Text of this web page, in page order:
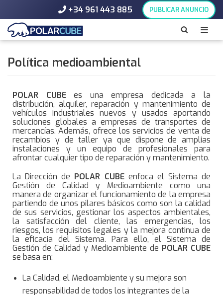
al
contenido
+34 961 443 885 PUBLICAR ANUNCIO
Política medioambiental
POLAR CUBEes una empresa dedicada a la
distribución, alquiler, reparación y mantenimiento de
vehículos industriales nuevos y usados aportando
soluciones globales a empresas de transportes de
mercancías. Además, ofrece los servicios de venta de
recambios y de taller ya que dispone de amplias
instalaciones y un equipo de profesionales para
afrontar cualquier tipo de reparación y mantenimiento.
La Dirección de POLAR CUBEenfoca el Sistema de
Gestión de Calidad y Medioambiente como una
manera de organizar el funcionamiento de la empresa
partiendo de unos pilares básicos como son la calidad
de sus servicios, gestionar los aspectos ambientales,
la satisfacción del cliente, las emergencias, los
riesgos, los requisitos legales y la mejora continua de
la eficacia del Sistema. Para ello, el Sistema de
Gestión de Calidad y Medioambiente de POLAR CUBE
se basa en:
La Calidad, el Medioambiente y su mejora son
responsabilidad de todos los integrantes de la